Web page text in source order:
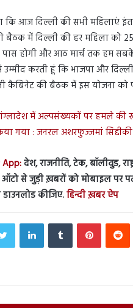
कि आज दिल्ली की सभी महिलाएं
में दिल्ली की हर महिला को
पास होगी और आठ मार्च तक हम
करती हूं कि भाजपा और
कैबिनेट की बैठक में इस योजना को
में अल्पसंख्यकों पर हमले की
गया : जनरल अशरफुज्जमां सिद्दीकी
App:देश, राजनीति, टेक, बॉलीवुड,
ऑटो से जुड़ी ख़बरों को मोबाइल पर
कीजिए.हिन्दी ख़बर ऐप
LinkedInTumblr Pinterest